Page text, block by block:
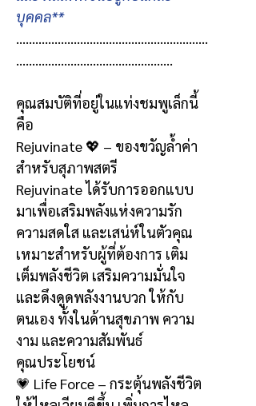
บุคคล**
คุณสมบัติที่อยู่ในแท่งชมพูเล็กนี้
คือ
Rejuvinate 💖 – ของขวัญล้ำค่า
สำหรับสุภาพสตรี
Rejuvinate ได้รับการออกแบบ
มาเพื่อเสริมพลังแห่งความรัก
ความสดใส และเสน่ห์ในตัวคุณ
เหมาะสำหรับผู้ที่ต้องการ เติม
เต็มพลังชีวิต เสริมความมั่นใจ
และดึงดูดพลังงานบวก ให้กับ
ตนเอง ทั้งในด้านสุขภาพ ความ
งาม และความสัมพันธ์
คุณประโยชน์
💗 Life Force – กระตุ้นพลังชีวิต